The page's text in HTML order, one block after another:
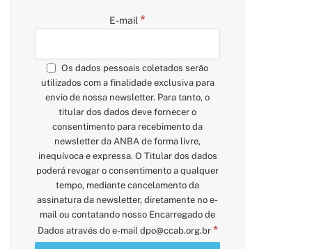
E-mail *
Os dados pessoais coletados serão
utilizados com a finalidade exclusiva para
envio de nossa newsletter. Para tanto, o
titular dos dados deve fornecer o
consentimento para recebimento da
newsletter da ANBA de forma livre,
inequívoca e expressa. O Titular dos dados
poderá revogar o consentimento a qualquer
tempo, mediante cancelamento da
assinatura da newsletter, diretamente no e-
mail ou contatando nosso Encarregado de
Dados através do e-mail dpo@ccab.org.br *